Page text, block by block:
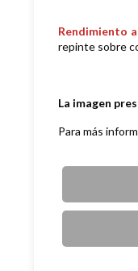
Rendimiento
repinte sobre
La imagen
Para más